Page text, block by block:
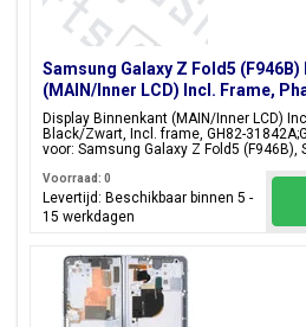
Samsung Galaxy Z Fold5
(MAIN/Inner LCD) Incl. Frame,
GH82-31842A;GH82-31843A
Display Binnenkant (MAIN/Inner LCD)
Black/Zwart, Incl. frame, GH82-
voor: Samsung Galaxy Z Fold5 (F946B),
Voorraad: 0
Levertijd: Beschikbaar binnen 5 -
15 werkdagen